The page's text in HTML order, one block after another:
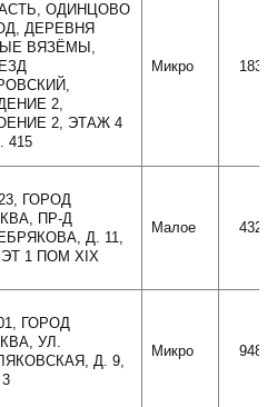
ОДИНЦОВО
ДЕРЕВНЯ
ВЯЗЁМЫ,
2,
2, ЭТАЖ 4
415
Микро
ГОРОД
ПР-Д
Д. 11,
ЭТ 1 ПОМ XIX
Малое
ГОРОД
УЛ.
Д. 9,
Микро